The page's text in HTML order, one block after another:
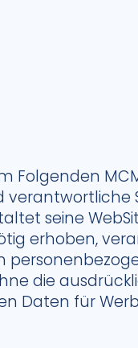
Folgenden
seine
erhoben,
die
Daten für